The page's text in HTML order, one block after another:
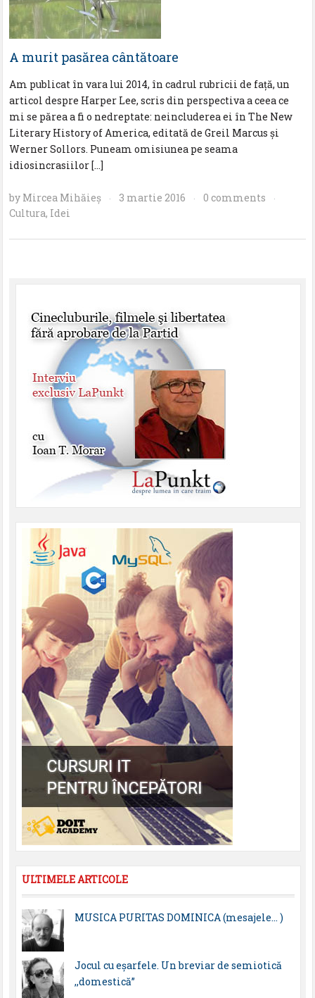
A murit pasărea cântătoare
Am publicat în vara lui 2014, în cadrul rubricii de faţă, un
articol despre Harper Lee, scris din perspectiva a ceea ce
mi se părea a fi o nedreptate: neincluderea ei în The New
Literary History of America, editată de Greil Marcus şi
Werner Sollors. Puneam omisiunea pe seama
idiosincrasiilor […]
by Mircea Mihăieş · 3 martie 2016 · 0 comments ·
Cultura, Idei
ULTIMELE ARTICOLE
MUSICA PURITAS DOMINICA (mesajele… )
Jocul cu eșarfele. Un breviar de semiotică
,,domestică”